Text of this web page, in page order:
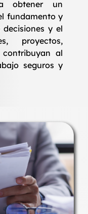
obtener un
fundamento y
y el
proyectos,
al
seguros y